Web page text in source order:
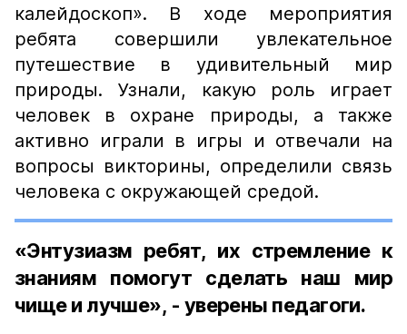
калейдоскоп». В ходе мероприятия
ребята совершили увлекательное
путешествие в удивительный мир
природы. Узнали, какую роль играет
человек в охране природы, а также
активно играли в игры и отвечали на
вопросы викторины, определили связь
человека с окружающей средой.
«Энтузиазм ребят, их стремление к
знаниям помогут сделать наш мир
чище и лучше», - уверены педагоги.